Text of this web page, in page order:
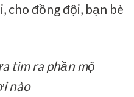
cho đồng đội, bạn bè
tìm ra phần mộ
nào